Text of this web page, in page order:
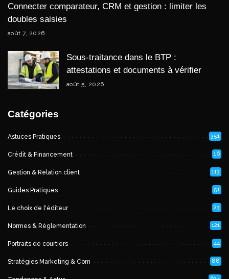
Connecter comparateur, CRM et gestion : limiter les
doubles saisies
août 7, 2026
Sous-traitance dans le BTP :
attestations et documents à vérifier
août 5, 2026
Catégories
Astuces Pratiques 351
Crédit & Financement 16
Gestion & Relation client 113
Guides Pratiques 51
Le choix de l'éditeur 23
Normes & Règlementation 121
Portraits de courtiers 44
Stratégies Marketing & Com 88